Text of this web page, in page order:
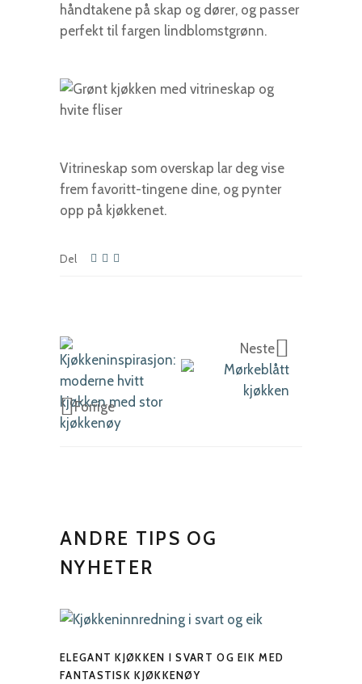
håndtakene på skap og dører, og passer
perfekt til fargen lindblomstgrønn.
Vitrineskap som overskap lar deg vise
frem favoritt-tingene dine, og pynter
opp på kjøkkenet.
Del
Forrige
Neste
ANDRE TIPS OG
NYHETER
ELEGANT KJØKKEN I SVART OG EIK MED
FANTASTISK KJØKKENØY